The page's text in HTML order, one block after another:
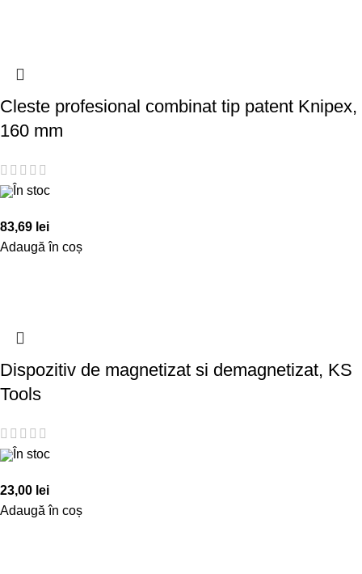
Cleste profesional combinat tip patent Knipex,
160 mm
În stoc
83,69 lei
Adaugă în coș
Dispozitiv de magnetizat si demagnetizat, KS
Tools
În stoc
23,00 lei
Adaugă în coș